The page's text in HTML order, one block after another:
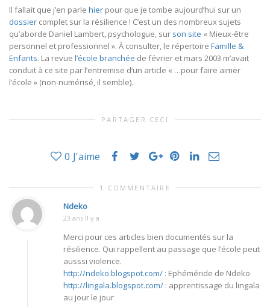
Il fallait que j’en parle hier pour que je tombe aujourd’hui sur un
dossier complet sur la résilience ! C’est un des nombreux sujets
qu’aborde Daniel Lambert, psychologue, sur son site « Mieux-être
personnel et professionnel ». À consulter, le répertoire Famille &
Enfants. La revue l’école branchée de février et mars 2003 m’avait
conduit à ce site par l’entremise d’un article « …pour faire aimer
l’école » (non-numérisé, il semble).
PARTAGER CECI
0 J'aime
1 COMMENTAIRE
Ndeko
23 ans Il y a
Merci pour ces articles bien documentés sur la
résilience. Qui rappellent au passage que l’école peut
ausssi violence.
http://ndeko.blogspot.com/ : Ephéméride de Ndeko
http://lingala.blogspot.com/ : apprentissage du lingala
au jour le jour